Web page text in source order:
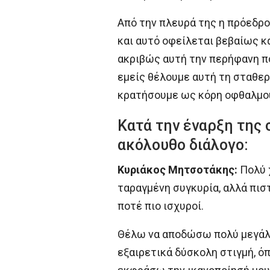
Από την πλευρά της η
και αυτό οφείλεται βεβαίως
ακριβώς αυτή την περήφανη
εμείς θέλουμε αυτή τη
κρατήσουμε ως κόρη
Κατά την έναρξη
ακόλουθο διάλογο:
Κυριάκος Μητσοτάκης: Πολύ
ταραγμένη συγκυρία, αλλά
ποτέ πιο ισχυροί.
Θέλω να αποδώσω πολύ
εξαιρετικά δύσκολη στιγμή,